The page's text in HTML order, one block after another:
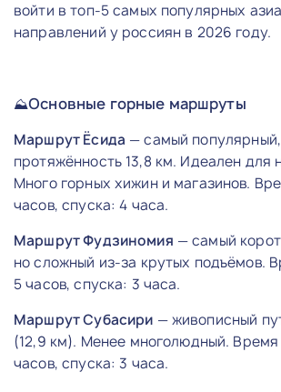
войти в топ-5 самых популярных
направлений у россиян в 2026 году.
⛰️Основные горные маршруты
Маршрут Ёсида — самый популярный,
протяжённость 13,8 км. Идеален для
Много горных хижин и магазинов.
часов, спуска: 4 часа.
Маршрут Фудзиномия — самый
но сложный из-за крутых подъёмов.
5 часов, спуска: 3 часа.
Маршрут Субасири — живописный
(12,9 км). Менее многолюдный.
часов, спуска: 3 часа.